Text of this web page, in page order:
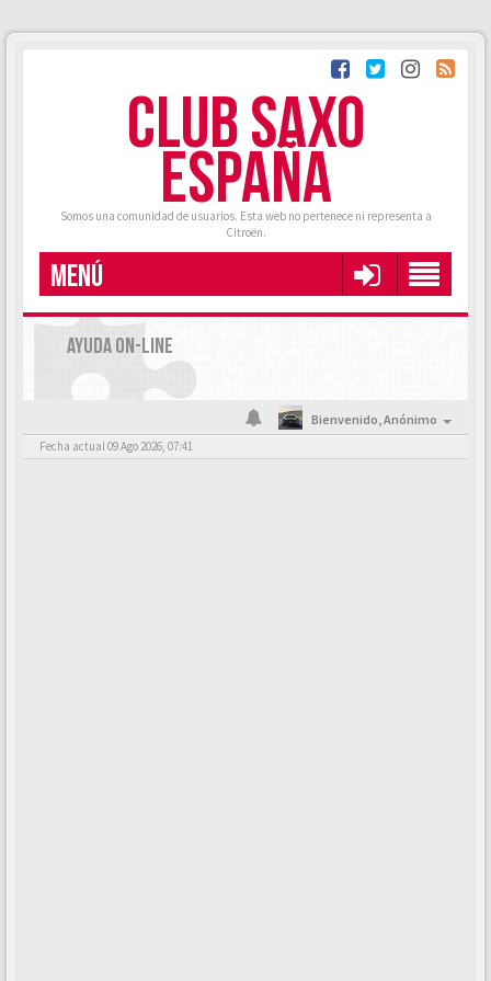
CLUB SAXO
ESPAÑA
Somos una comunidad de usuarios. Esta web no pertenece ni representa a
Citroën.
MENÚ
AYUDA ON-LINE
Bienvenido,Anónimo
Fecha actual 09 Ago 2026, 07:41